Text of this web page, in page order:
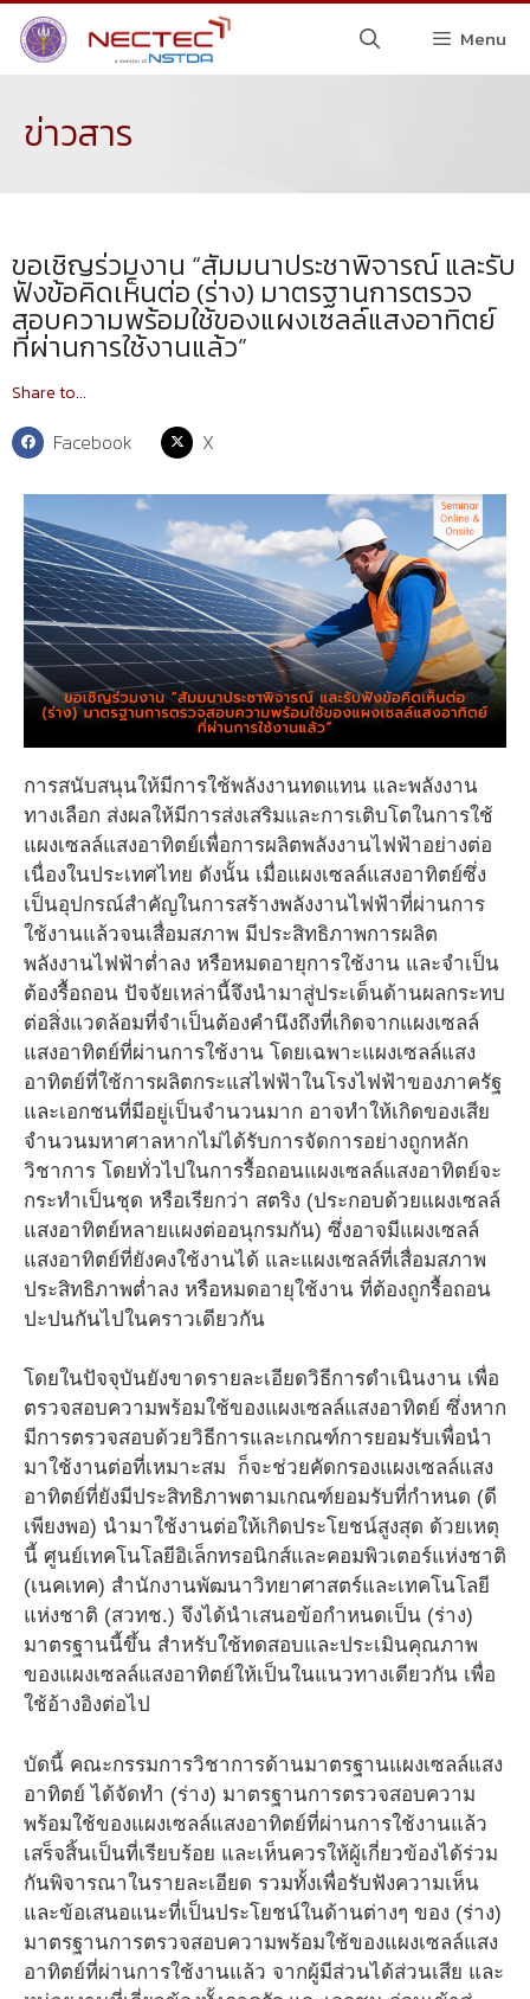
Menu
ข่าวสาร
ขอเชิญร่วมงาน “สัมมนาประชาพิจารณ์ และรับ
ฟังข้อคิดเห็นต่อ (ร่าง) มาตรฐานการตรวจ
สอบความพร้อมใช้ของแผงเซลล์แสงอาทิตย์
ที่ผ่านการใช้งานแล้ว”
Share to...
Facebook X
การสนับสนุนให้มีการใช้พลังงานทดแทน และพลังงาน
ทางเลือก ส่งผลให้มีการส่งเสริมและการเติบโตในการใช้
แผงเซลล์แสงอาทิตย์เพื่อการผลิตพลังงานไฟฟ้าอย่างต่อ
เนื่องในประเทศไทย ดังนั้น เมื่อแผงเซลล์แสงอาทิตย์ซึ่ง
เป็นอุปกรณ์สำคัญในการสร้างพลังงานไฟฟ้าที่ผ่านการ
ใช้งานแล้วจนเสื่อมสภาพ มีประสิทธิภาพการผลิต
พลังงานไฟฟ้าต่ำลง หรือหมดอายุการใช้งาน และจำเป็น
ต้องรื้อถอน ปัจจัยเหล่านี้จึงนำมาสู่ประเด็นด้านผลกระทบ
ต่อสิ่งแวดล้อมที่จำเป็นต้องคำนึงถึงที่เกิดจากแผงเซลล์
แสงอาทิตย์ที่ผ่านการใช้งาน โดยเฉพาะแผงเซลล์แสง
อาทิตย์ที่ใช้การผลิตกระแสไฟฟ้าในโรงไฟฟ้าของภาครัฐ
และเอกชนที่มีอยู่เป็นจำนวนมาก อาจทำให้เกิดของเสีย
จำนวนมหาศาลหากไม่ได้รับการจัดการอย่างถูกหลัก
วิชาการ โดยทั่วไปในการรื้อถอนแผงเซลล์แสงอาทิตย์จะ
กระทำเป็นชุด หรือเรียกว่า สตริง (ประกอบด้วยแผงเซลล์
แสงอาทิตย์หลายแผงต่ออนุกรมกัน) ซึ่งอาจมีแผงเซลล์
แสงอาทิตย์ที่ยังคงใช้งานได้ และแผงเซลล์ที่เสื่อมสภาพ
ประสิทธิภาพต่ำลง หรือหมดอายุใช้งาน ที่ต้องถูกรื้อถอน
ปะปนกันไปในคราวเดียวกัน
โดยในปัจจุบันยังขาดรายละเอียดวิธีการดำเนินงาน เพื่อ
ตรวจสอบความพร้อมใช้ของแผงเซลล์แสงอาทิตย์ ซึ่งหาก
มีการตรวจสอบด้วยวิธีการและเกณฑ์การยอมรับเพื่อนำ
มาใช้งานต่อที่เหมาะสม ก็จะช่วยคัดกรองแผงเซลล์แสง
อาทิตย์ที่ยังมีประสิทธิภาพตามเกณฑ์ยอมรับที่กำหนด (ดี
เพียงพอ) นำมาใช้งานต่อให้เกิดประโยชน์สูงสุด ด้วยเหตุ
นี้ ศูนย์เทคโนโลยีอิเล็กทรอนิกส์และคอมพิวเตอร์แห่งชาติ
(เนคเทค) สำนักงานพัฒนาวิทยาศาสตร์และเทคโนโลยี
แห่งชาติ (สวทช.) จึงได้นำเสนอข้อกำหนดเป็น (ร่าง)
มาตรฐานนี้ขึ้น สำหรับใช้ทดสอบและประเมินคุณภาพ
ของแผงเซลล์แสงอาทิตย์ให้เป็นในแนวทางเดียวกัน เพื่อ
ใช้อ้างอิงต่อไป
บัดนี้ คณะกรรมการวิชาการด้านมาตรฐานแผงเซลล์แสง
อาทิตย์ ได้จัดทำ (ร่าง) มาตรฐานการตรวจสอบความ
พร้อมใช้ของแผงเซลล์แสงอาทิตย์ที่ผ่านการใช้งานแล้ว
เสร็จสิ้นเป็นที่เรียบร้อย และเห็นควรให้ผู้เกี่ยวข้องได้ร่วม
กันพิจารณาในรายละเอียด รวมทั้งเพื่อรับฟังความเห็น
และข้อเสนอแนะที่เป็นประโยชน์ในด้านต่างๆ ของ (ร่าง)
มาตรฐานการตรวจสอบความพร้อมใช้ของแผงเซลล์แสง
อาทิตย์ที่ผ่านการใช้งานแล้ว จากผู้มีส่วนได้ส่วนเสีย และ